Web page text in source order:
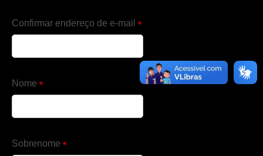
Confirmar endereço de e-mail
Nome
Sobrenome